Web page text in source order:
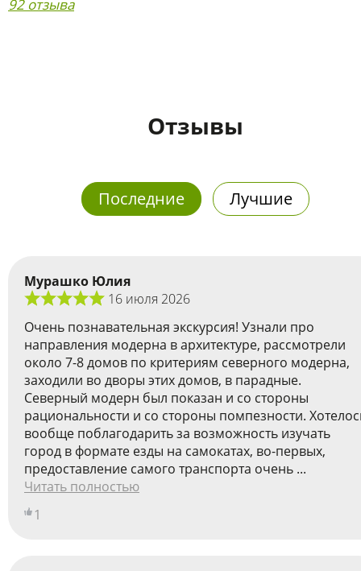
92 отзыва
Отзывы
Последние Лучшие
Мурашко Юлия
16 июля 2026
Очень познавательная экскурсия! Узнали про
направления модерна в архитектуре, рассмотрели
около 7-8 домов по критериям северного модерна,
заходили во дворы этих домов, в парадные.
Cеверный модерн был показан и со стороны
рациональности и со стороны помпезности.
вообще поблагодарить за возможность изучать
город в формате езды на самокатах, во-первых,
предоставление самого транспорта очень ...
Читать полностью
1